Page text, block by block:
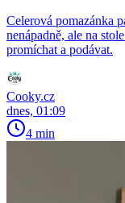
Celerová pomazánka
nenápadně, ale na
promíchat a podávat.
Cooky.cz
dnes, 01:09
4 min